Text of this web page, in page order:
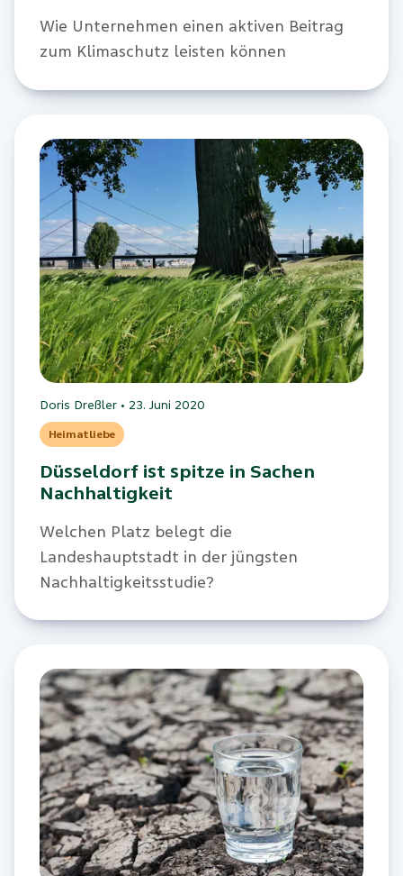
Wie Unternehmen einen aktiven Beitrag
zum Klimaschutz leisten können
Doris Dreßler• 23. Juni 2020
Heimatliebe
Düsseldorf ist spitze in Sachen
Nachhaltigkeit
Welchen Platz belegt die
Landeshauptstadt in der jüngsten
Nachhaltigkeitsstudie?